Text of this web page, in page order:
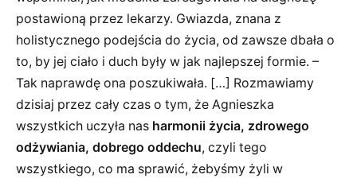
postawioną przez lekarzy. Gwiazda, znana z
holistycznego podejścia do życia, od zawsze dbała o
to, by jej ciało i duch były w jak najlepszej formie. –
Tak naprawdę ona poszukiwała. […] Rozmawiamy
dzisiaj przez cały czas o tym, że Agnieszka
wszystkich uczyła nas harmonii życia, zdrowego
odżywiania, dobrego oddechu, czyli tego
wszystkiego, co ma sprawić, żebyśmy żyli w